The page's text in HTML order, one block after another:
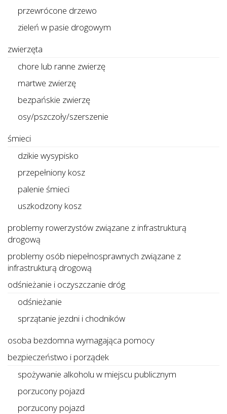
przewrócone drzewo
zieleń w pasie drogowym
zwierzęta
chore lub ranne zwierzę
martwe zwierzę
bezpańskie zwierzę
osy/pszczoły/szerszenie
śmieci
dzikie wysypisko
przepełniony kosz
palenie śmieci
uszkodzony kosz
problemy rowerzystów związane z infrastrukturą
drogową
problemy osób niepełnosprawnych związane z
infrastrukturą drogową
odśnieżanie i oczyszczanie dróg
odśnieżanie
sprzątanie jezdni i chodników
osoba bezdomna wymagająca pomocy
bezpieczeństwo i porządek
spożywanie alkoholu w miejscu publicznym
porzucony pojazd
porzucony pojazd